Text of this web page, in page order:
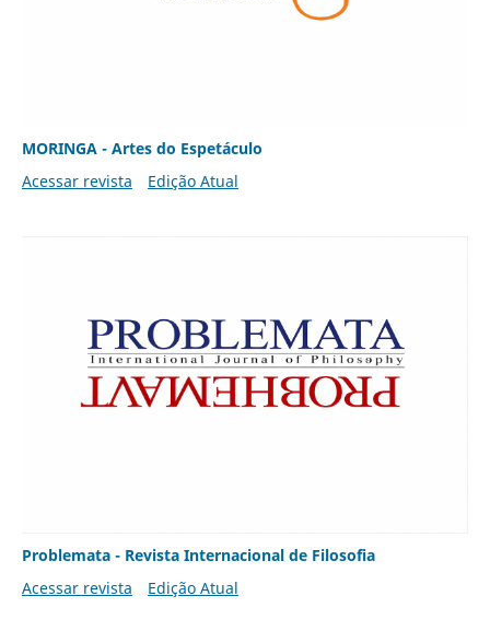
MORINGA - Artes do Espetáculo
Acessar revista
Edição Atual
Problemata - Revista Internacional de Filosofia
Acessar revista
Edição Atual